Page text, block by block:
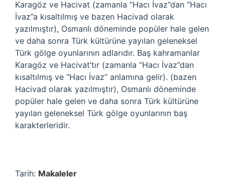
Karagöz ve Hacivat (zamanla “Hacı İvaz”dan “Hacı
İvaz”a kısaltılmış ve bazen Hacivad olarak
yazılmıştır), Osmanlı döneminde popüler hale gelen
ve daha sonra Türk kültürüne yayılan geleneksel
Türk gölge oyunlarının adlarıdır. Baş kahramanlar
Karagöz ve Hacivat’tır (zamanla “Hacı İvaz”dan
kısaltılmış ve “Hacı İvaz” anlamına gelir). (bazen
Hacivad olarak yazılmıştır), Osmanlı döneminde
popüler hale gelen ve daha sonra Türk kültürüne
yayılan geleneksel Türk gölge oyunlarının baş
karakterleridir.
Tarih: Makaleler